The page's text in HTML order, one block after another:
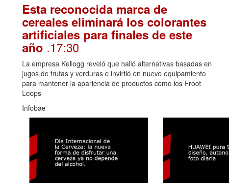
Esta reconocida marca de
cereales eliminará los colorantes
artificiales para finales de este
año .17:30
La empresa Kellogg reveló que halló alternativas basadas en
jugos de frutas y verduras e invirtió en nuevo equipamiento
para mantener la apariencia de productos como los Froot
Loops
Infobae